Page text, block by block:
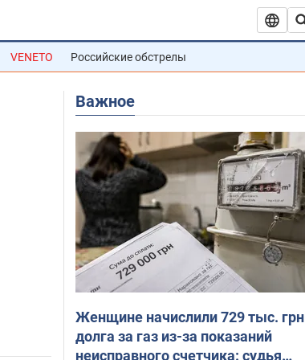
VENETO Российские обстрелы
Важное
Женщине начислили 729 тыс. грн
долга за газ из-за показаний
неисправного счетчика: судья